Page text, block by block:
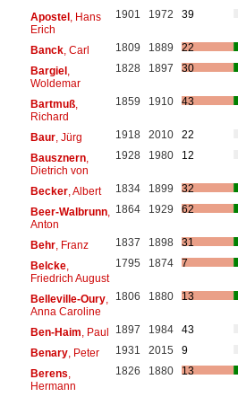
Apostel , Hans
Erich
1901 1972 39
Banck, Carl 1809 1889
22
Bargiel ,
Woldemar
1828 1897 30
Bartmuß,
Richard
1859 1910 43
Baur, Jürg 1918 2010
22
Bausznern,
Dietrich von
1928 1980 12
Becker, Albert 1834 1899
32
Beer-Walbrunn,
Anton
1864 1929 62
Behr, Franz 1837 1898
31
Belcke,
Friedrich August
1795 1874 7
Belleville-Oury,
Anna Caroline
1806 1880 13
Ben-Haim, Paul 1897 1984
43
Benary, Peter 1931 2015
9
Berens,
Hermann
1826 1880 13